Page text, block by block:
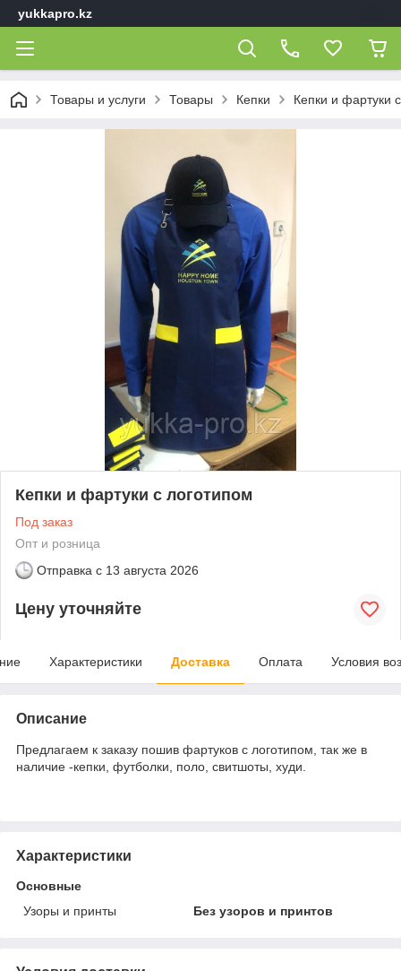
yukkapro.kz
Товары и услуги Товары Кепки Кепки и фартуки
Кепки и фартуки с логотипом
Под заказ
Опт и розница
Отправка с 13 августа 2026
Цену уточняйте
Характеристики Доставка Оплата Условия
Описание
Предлагаем к заказу пошив фартуков с логотипом, так же в
наличие -кепки, футболки, поло, свитшоты, худи.
Характеристики
Основные
Узоры и принты
Без узоров и принтов